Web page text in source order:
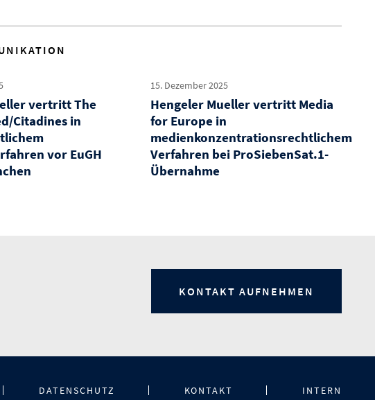
vertritt The
Citadines in
vor EuGH
15. Dezember 2025
Hengeler Mueller vertritt Media
for Europe in
medienkonzentrationsrechtlichem
Verfahren bei ProSiebenSat.1-
Übernahme
KONTAKT AUFNEHMEN
DATENSCHUTZ KONTAKT INTERN